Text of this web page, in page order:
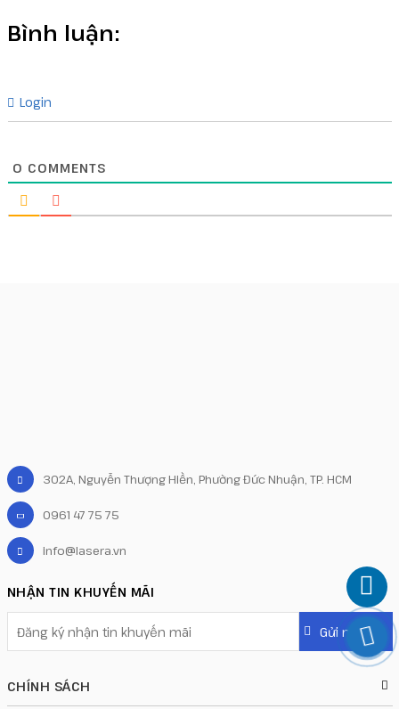
Bình luận:
Login
0 COMMENTS
302A, Nguyễn Thượng Hiền, Phường Đức Nhuận, TP. HCM
0961 47 75 75
info@lasera.vn
NHẬN TIN KHUYẾN MÃI
CHÍNH SÁCH